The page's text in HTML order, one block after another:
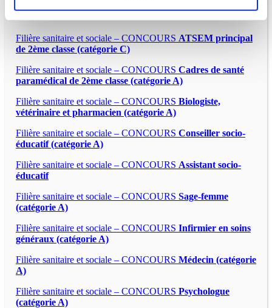
Filière sanitaire et sociale – CONCOURS ATSEM principal
de 2ème classe (catégorie C)
Filière sanitaire et sociale – CONCOURS Cadres de santé
paramédical de 2ème classe (catégorie A)
Filière sanitaire et sociale – CONCOURS Biologiste,
vétérinaire et pharmacien (catégorie A)
Filière sanitaire et sociale – CONCOURS Conseiller socio-
éducatif (catégorie A)
Filière sanitaire et sociale – CONCOURS Assistant socio-
éducatif
Filière sanitaire et sociale – CONCOURS Sage-femme
(catégorie A)
Filière sanitaire et sociale – CONCOURS Infirmier en soins
généraux (catégorie A)
Filière sanitaire et sociale – CONCOURS Médecin (catégorie
A)
Filière sanitaire et sociale – CONCOURS Psychologue
(catégorie A)